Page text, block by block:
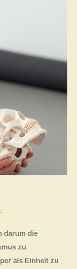
darum die
zu
als Einheit zu